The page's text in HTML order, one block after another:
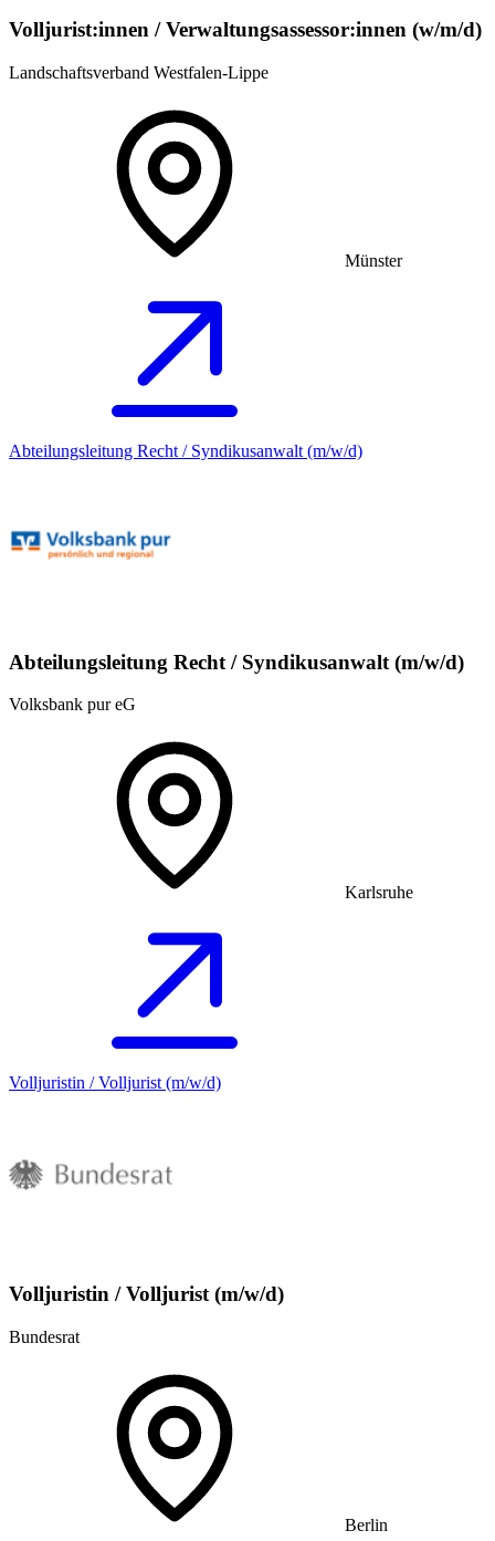
Volljurist:innen / Verwaltungsassessor:innen (w/m/d)
Landschaftsverband Westfalen-Lippe
Münster
Abteilungsleitung Recht / Syndikusanwalt (m/w/d)
Abteilungsleitung Recht / Syndikusanwalt (m/w/d)
Volksbank pur eG
Karlsruhe
Volljuristin / Volljurist (m/w/d)
Volljuristin / Volljurist (m/w/d)
Bundesrat
Berlin